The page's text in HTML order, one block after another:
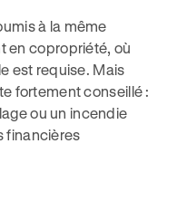
à la même
en copropriété, où
est requise. Mais
fortement conseillé :
ou un incendie
financières